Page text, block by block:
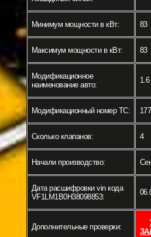
Минимум мощности в кВт: 83
Максимум мощности в кВт: 83
Модификационное
наименование авто:
1.6
Модификационный номер ТС:
Сколько клапанов: 4
Начали производство:
Дата расшифровки vin кода
VF1LM1B0H38098853:
Дополнительные проверки: